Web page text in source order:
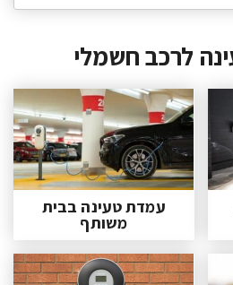
לרכב חשמלי
עמדת טעינה בבית
משותף